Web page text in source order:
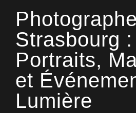
Strasbourg
Portraits,
et
Lumière